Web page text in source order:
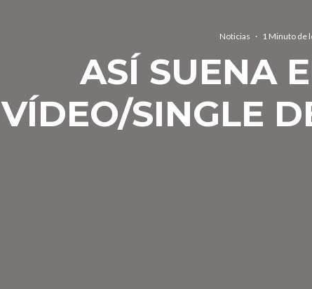
Noticias · 1 Minuto de
ASÍ SUENA
VÍDEO/SINGLE